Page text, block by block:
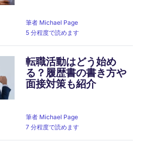
筆者 Michael Page
5 分程度で読めます
転職活動はどう始め
る？履歴書の書き方や
面接対策も紹介
筆者 Michael Page
7 分程度で読めます